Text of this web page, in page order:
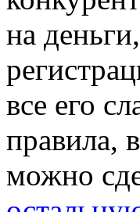
на
все его
правила,
можно